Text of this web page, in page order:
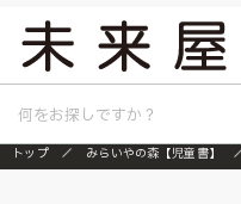
トップ みらいやの森【児童書】